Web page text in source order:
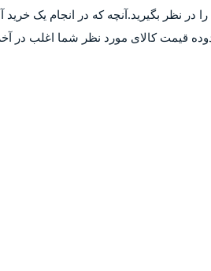
نظر بگیرید.آنچه که در انجام یک خرید
قیمت کالای مورد نظر شما اغلب در آخر